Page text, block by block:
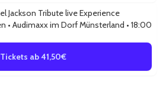
Jackson Tribute live Experience
• Audimaxx im Dorf Münsterland • 18:00
Tickets ab 41,50€